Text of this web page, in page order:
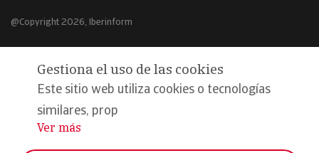
@Copyright 2026, Iberinform
Declaración de privacidad
Compromiso calidad y seguridad
Gestiona el uso de las cookies
Este sitio web utiliza cookies o tecnologías
similares, prop
...
Ver más